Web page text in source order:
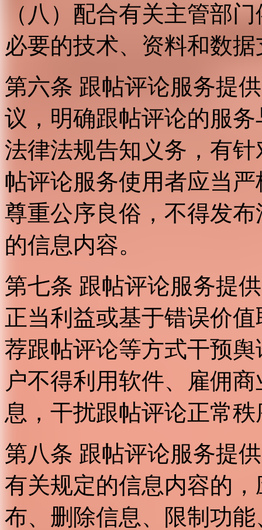
（八）配合有关主管部
必要的技术、资料和数
第六条 跟帖评论服务提
议，明确跟帖评论的服
法律法规告知义务，有
帖评论服务使用者应当
尊重公序良俗，不得发
的信息内容。
第七条 跟帖评论服务提
正当利益或基于错误价
荐跟帖评论等方式干预
户不得利用软件、雇佣
息，干扰跟帖评论正常
第八条 跟帖评论服务提
有关规定的信息内容的
布、删除信息、限制功